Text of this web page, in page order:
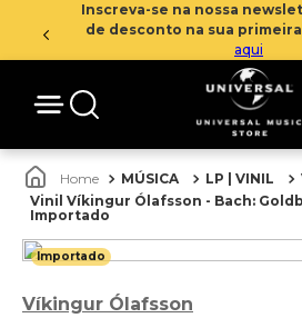
Inscreva-se na nossa
de desconto na sua
aqui
MÚSICA LP | VINIL
Vinil Víkingur Ólafsson - Bach:
Importado
Importado
Víkingur Ólafsson